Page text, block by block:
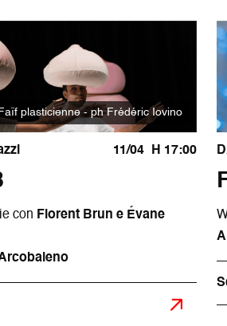
plasticienne - ph Frédéric Iovino
11/04 H 17:00
con Florent Brun e Évane
Arcobaleno